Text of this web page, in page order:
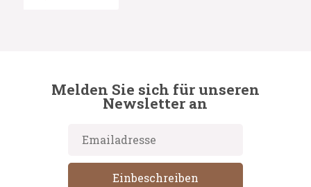
Melden Sie sich für unseren
Newsletter an